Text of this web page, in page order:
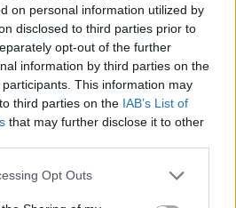
on personal information utilized by
disclosed to third parties prior to
opt-out of the further
information by third parties on the
participants. This information may
third parties on the IAB’s List of
that may further disclose it to other
Opt Outs
Vilniaus Antakalnio
kalnelyje, amžinojo
nepriklausomos
premjerė,
Akto signatarė